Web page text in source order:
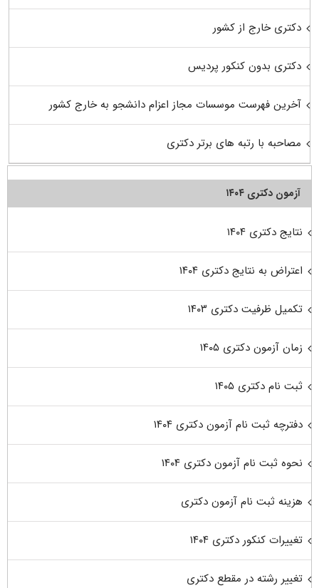
دکتری خارج از کشور
دکتری بدون کنکور پردیس
آخرین فهرست موسسات مجاز اعزام دانشجو به خارج کشور
مصاحبه با رتبه های برتر دکتری
آزمون دکتری ۱۴۰۴
نتایج دکتری ۱۴۰۴
اعتراض به نتایج دکتری ۱۴۰۴
تکمیل ظرفیت دکتری ۱۴۰۳
زمان آزمون دکتری ۱۴۰۵
ثبت نام دکتری ۱۴۰۵
دفترچه ثبت نام آزمون دکتری ۱۴۰۴
نحوه ثبت نام آزمون دکتری ۱۴۰۴
هزینه ثبت نام آزمون دکتری
تغییرات کنکور دکتری ۱۴۰۴
تغییر رشته در مقطع دکتری